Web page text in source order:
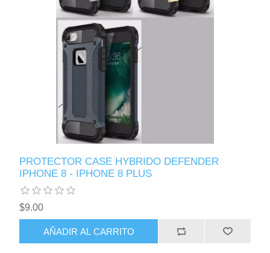
PROTECTOR CASE HYBRIDO DEFENDER
IPHONE 8 - IPHONE 8 PLUS
$9.00
AÑADIR AL CARRITO